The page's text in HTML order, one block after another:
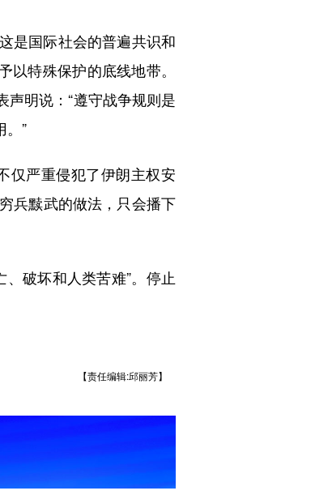
是国际社会的普遍共识和
以特殊保护的底线地带。
声明说：“遵守战争规则是
。”
严重侵犯了伊朗主权安
兵黩武的做法，只会播下
破坏和人类苦难”。停止
【责任编辑:邱丽芳】